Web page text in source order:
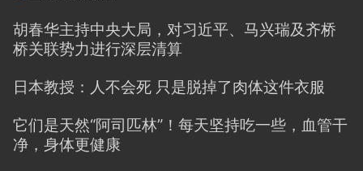
胡春华主持中央大局，对习近平、马兴瑞及齐桥
桥关联势力进行深层清算
日本教授：人不会死 只是脱掉了肉体这件衣服
它们是天然“阿司匹林”！每天坚持吃一些，血管干
净，身体更健康